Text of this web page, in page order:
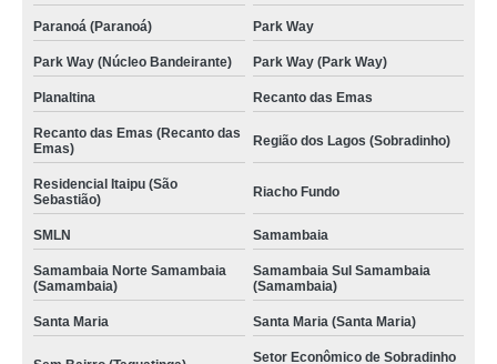
Paranoá (Paranoá) Park Way
Park Way (Núcleo Bandeirante) Park Way (Park Way)
Planaltina Recanto das Emas
Recanto das Emas (Recanto das
Emas)
Região dos Lagos (Sobradinho)
Residencial Itaipu (São
Sebastião)
Riacho Fundo
SMLN Samambaia
Samambaia Norte Samambaia
(Samambaia)
Samambaia Sul Samambaia
(Samambaia)
Santa Maria Santa Maria (Santa Maria)
Setor Econômico de Sobradinho